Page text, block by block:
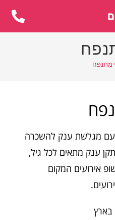
מתנפח
מגלשת ענק להשכרה
ענק מתאים לכל גיל,
534-9692. קטשופ אירועים המקום
בארץ